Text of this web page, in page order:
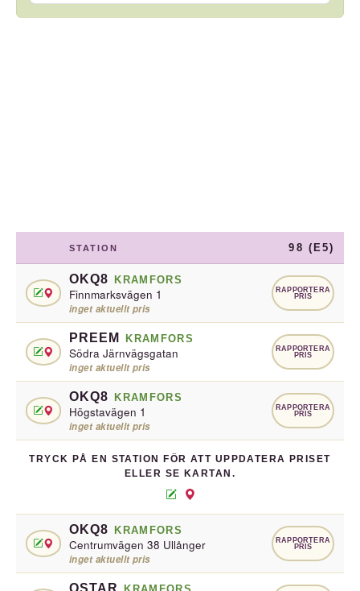
STATION 98 (E5)
OKQ8 KRAMFORS
Finnmarksvägen 1
inget aktuellt pris
RAPPORTERA
PRIS
PREEM KRAMFORS
Södra Järnvägsgatan
inget aktuellt pris
RAPPORTERA
PRIS
OKQ8 KRAMFORS
Högstavägen 1
inget aktuellt pris
RAPPORTERA
PRIS
TRYCK PÅ EN STATION FÖR ATT UPPDATERA PRISET
ELLER SE KARTAN.
OKQ8 KRAMFORS
Centrumvägen 38 Ullånger
inget aktuellt pris
RAPPORTERA
PRIS
QSTAR